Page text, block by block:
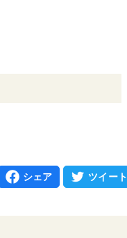
シェア ツイート